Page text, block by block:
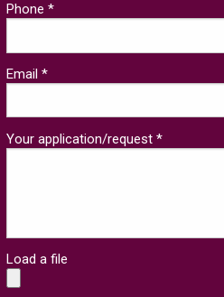
Phone *
Email *
Your application/request *
Load a file